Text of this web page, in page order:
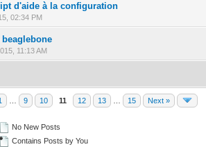
d'aide à la configuration
02:34 PM
- 0 out of 5 in Average
12 34 5
11:13 AM
- 0 out of 5 in Average
123
9 10 11 12 13 15 Next »
No New Posts
Contains Posts by You